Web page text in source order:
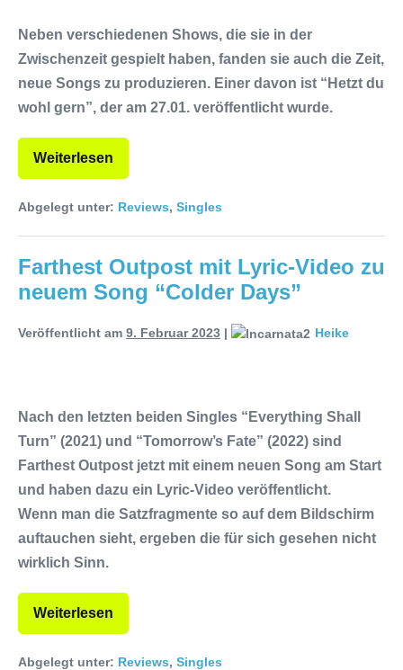
Neben verschiedenen Shows, die sie in der
Zwischenzeit gespielt haben, fanden sie auch die Zeit,
neue Songs zu produzieren. Einer davon ist “Hetzt du
wohl gern”, der am 27.01. veröffentlicht wurde.
Weiterlesen
Abgelegt unter: Reviews, Singles
Farthest Outpost mit Lyric-Video zu
neuem Song “Colder Days”
Veröffentlicht am 9. Februar 2023 | Heike
Nach den letzten beiden Singles “Everything Shall
Turn” (2021) und “Tomorrow’s Fate” (2022) sind
Farthest Outpost jetzt mit einem neuen Song am Start
und haben dazu ein Lyric-Video veröffentlicht.
Wenn man die Satzfragmente so auf dem Bildschirm
auftauchen sieht, ergeben die für sich gesehen nicht
wirklich Sinn.
Weiterlesen
Abgelegt unter: Reviews, Singles